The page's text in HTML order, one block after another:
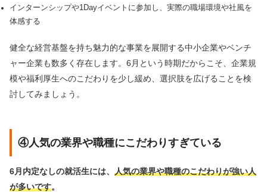
インターンシップや1Dayイベントに参加し、実際の職場環境や社風を
体感する
健全な経営基盤を持ち魅力的な事業を展開する中小企業やベンチ
ャー企業も数多く存在します。6月という時期だからこそ、企業規
模や福利厚生へのこだわりを少し緩め、選択肢を広げることを検
討してみましょう。
④人気の業界や職種にこだわりすぎている
6月内定なしの就活生には、 人気の業界や職種のこだわりが強い人
が多いです。